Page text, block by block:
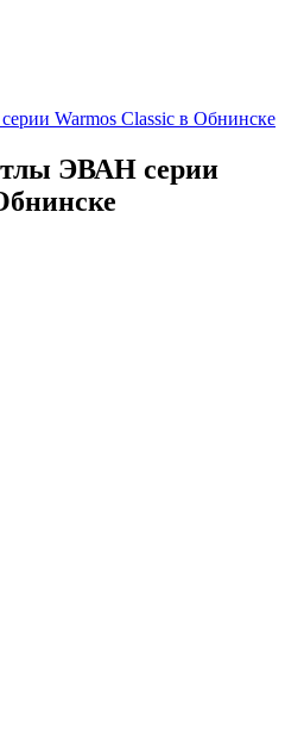
Warmos Classic в Обнинске
ЭВАН серии